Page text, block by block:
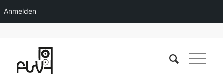
Anmelden